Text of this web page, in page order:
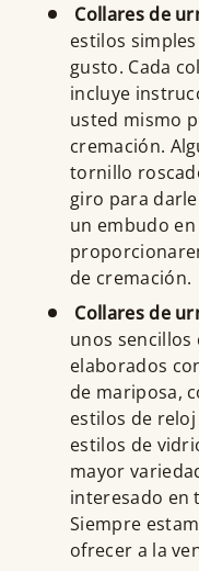
Collares de
estilos
gusto. Cada
incluye
usted mismo
cremación.
tornillo
giro para
un embudo
de cremación.
Collares de
unos sencillos
elaborados
de mariposa,
estilos de
estilos de
mayor
interesado en
Siempre
ofrecer a la